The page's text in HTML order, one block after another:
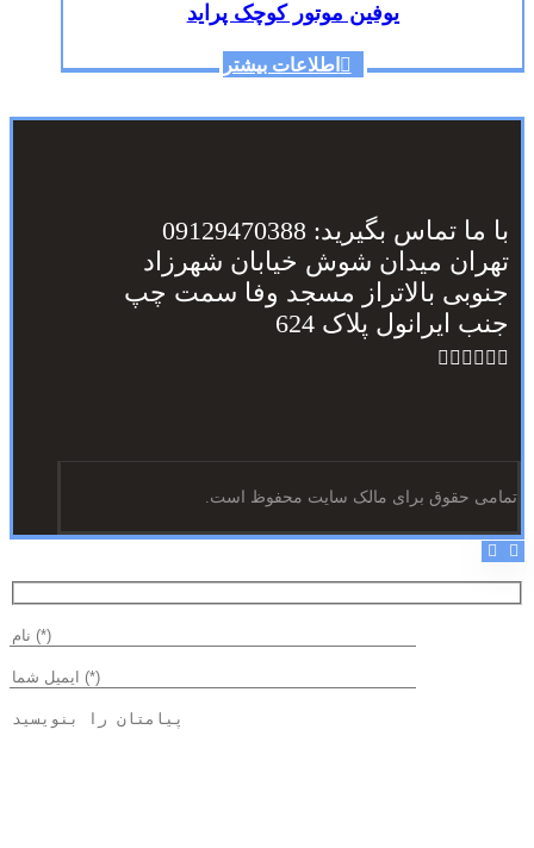
یوفین موتور کوچک پراید
اطلاعات بیشتر
با ما تماس بگیرید: 09129470388
تهران میدان شوش خیابان شهرزاد
جنوبی بالاتراز مسجد وفا سمت چپ
جنب ایرانول پلاک 624
تمامی حقوق برای مالک سایت محفوظ است.